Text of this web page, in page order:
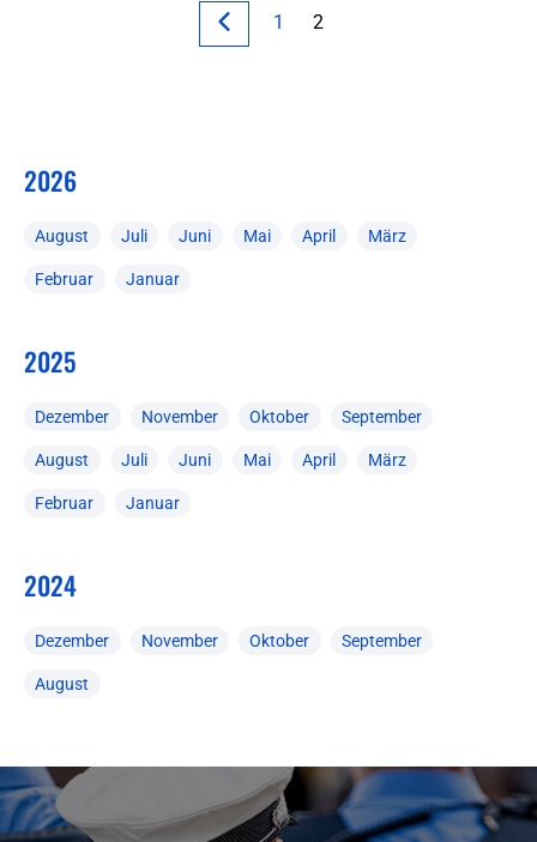
1 2
2026
August Juli Juni Mai April März
Februar Januar
2025
Dezember November Oktober September
August Juli Juni Mai April März
Februar Januar
2024
Dezember November Oktober September
August